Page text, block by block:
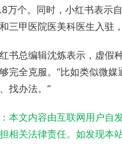
万个。同时，小红书表示
和三甲医院医美科医生入驻
书总编辑沈炼表示，虚假
完全克服。“比如类似微
找办法。”
本文内容由互联网用户自
相关法律责任。如发现本